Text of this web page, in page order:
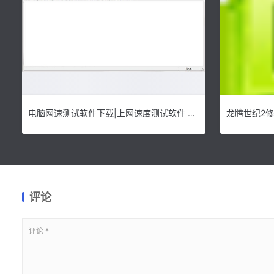
电脑网速测试软件下载|上网速度测试软件 官方版v2.1下载
评论